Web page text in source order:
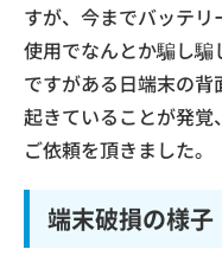
すが、今までバッテ
使用でなんとか騙し騙
ですがある日端末の
起きていることが発
ご依頼を頂きました。
端末破損の様子